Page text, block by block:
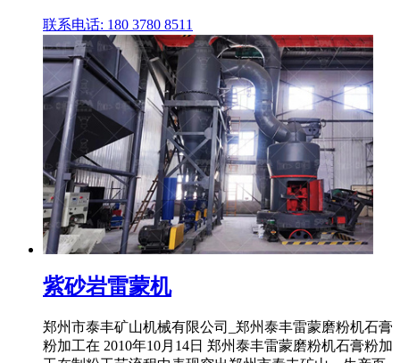
联系电话: 180 3780 8511
紫砂岩雷蒙机
郑州市泰丰矿山机械有限公司_郑州泰丰雷蒙磨粉机石膏
粉加工在 2010年10月14日 郑州泰丰雷蒙磨粉机石膏粉加